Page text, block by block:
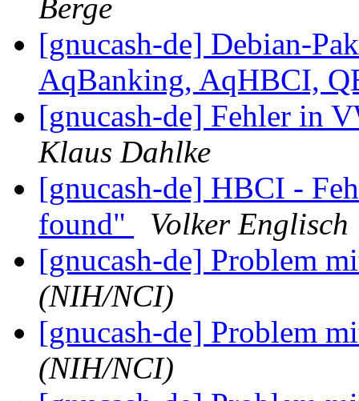
Berge
[gnucash-de] Debian-
AqBanking, AqHBCI,
[gnucash-de] Fehler in
Klaus Dahlke
[gnucash-de] HBCI -
found"
Volker Englisch
[gnucash-de] Problem
(NIH/NCI)
[gnucash-de] Problem
(NIH/NCI)